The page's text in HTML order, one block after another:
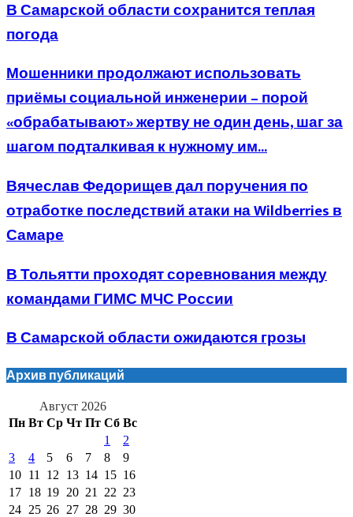
В Самарской области сохранится теплая
погода
Мошенники продолжают использовать
приёмы социальной инженерии – порой
«обрабатывают» жертву не один день, шаг за
шагом подталкивая к нужному им...
Вячеслав Федорищев дал поручения по
отработке последствий атаки на Wildberries в
Самаре
В Тольятти проходят соревнования между
командами ГИМС МЧС России
В Самарской области ожидаются грозы
Архив публикаций
Август 2026
Пн Вт Ср Чт Пт Сб Вс
1
2
3
4 5 6 7 8
9
10 11 12 13 14 15 16
17 18 19 20 21 22 23
24 25 26 27 28 29 30